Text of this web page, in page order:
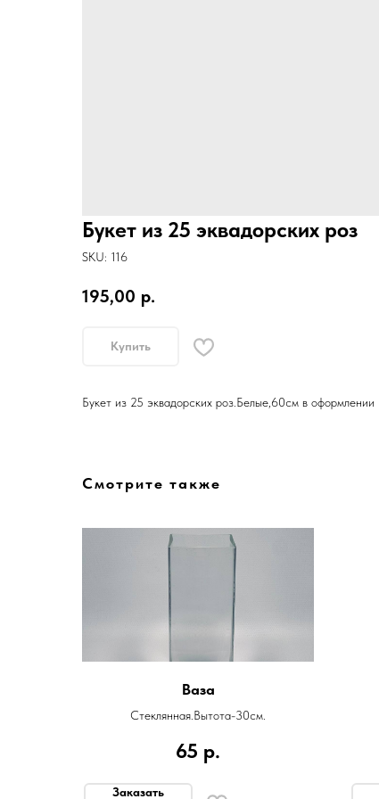
Букет из 25 эквадорских роз
SKU: 116
195,00 р.
Купить
Букет из 25 эквадорских роз.Белые,60см в оформлении
Смотрите также
Ваза
Стеклянная.Вытота-30см.
65 р.
Заказать